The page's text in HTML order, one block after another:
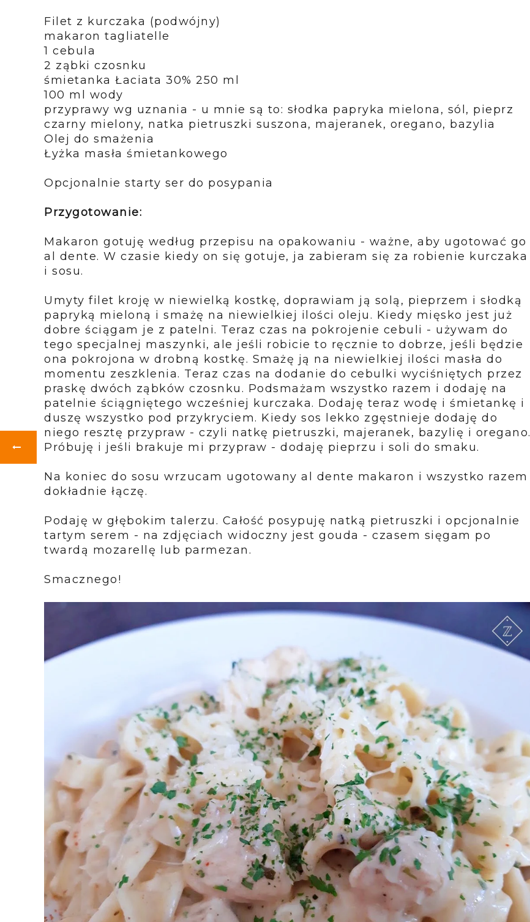
Filet z kurczaka (podwójny)
makaron tagliatelle
1 cebula
2 ząbki czosnku
śmietanka Łaciata 30% 250 ml
100 ml wody
przyprawy wg uznania - u mnie są to: słodka papryka mielona, sól, pieprz
czarny mielony, natka pietruszki suszona, majeranek, oregano, bazylia
Olej do smażenia
Łyżka masła śmietankowego
Opcjonalnie starty ser do posypania
Przygotowanie:
Makaron gotuję według przepisu na opakowaniu - ważne, aby ugotować go
al dente. W czasie kiedy on się gotuje, ja zabieram się za robienie kurczaka
i sosu.
Umyty filet kroję w niewielką kostkę, doprawiam ją solą, pieprzem i słodką
papryką mieloną i smażę na niewielkiej ilości oleju. Kiedy mięsko jest już
dobre ściągam je z patelni. Teraz czas na pokrojenie cebuli - używam do
tego specjalnej maszynki, ale jeśli robicie to ręcznie to dobrze, jeśli będzie
ona pokrojona w drobną kostkę. Smażę ją na niewielkiej ilości masła do
momentu zeszklenia. Teraz czas na dodanie do cebulki wyciśniętych przez
praskę dwóch ząbków czosnku. Podsmażam wszystko razem i dodaję na
patelnie ściągniętego wcześniej kurczaka. Dodaję teraz wodę i śmietankę i
duszę wszystko pod przykryciem. Kiedy sos lekko zgęstnieje dodaję do
niego resztę przypraw - czyli natkę pietruszki, majeranek, bazylię i oregano.
Próbuję i jeśli brakuje mi przypraw - dodaję pieprzu i soli do smaku.
Na koniec do sosu wrzucam ugotowany al dente makaron i wszystko razem
dokładnie łączę.
Podaję w głębokim talerzu. Całość posypuję natką pietruszki i opcjonalnie
tartym serem - na zdjęciach widoczny jest gouda - czasem sięgam po
twardą mozarellę lub parmezan.
Smacznego!